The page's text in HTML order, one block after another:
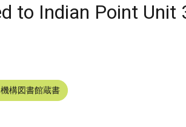
to Indian Point Unit
構図書館蔵書